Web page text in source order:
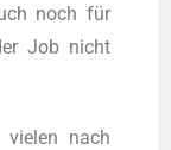
noch für
Job nicht
nach